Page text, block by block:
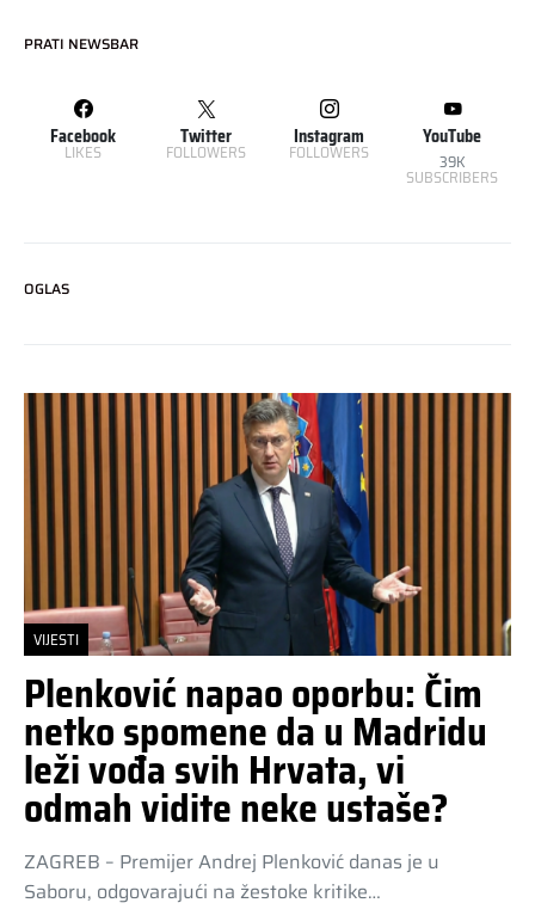
PRATI NEWSBAR
Facebook
LIKES
Twitter
FOLLOWERS
Instagram
FOLLOWERS
YouTube
39K
SUBSCRIBERS
OGLAS
VIJESTI
Plenković napao oporbu: Čim
netko spomene da u Madridu
leži vođa svih Hrvata, vi
odmah vidite neke ustaše?
ZAGREB – Premijer Andrej Plenković danas je u
Saboru, odgovarajući na žestoke kritike…